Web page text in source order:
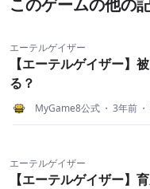
このゲームの他の
エーテルゲイザー
【エーテルゲイザー】
る？
MyGame8公式 ・ 3年前 ・
エーテルゲイザー
【エーテルゲイザー】